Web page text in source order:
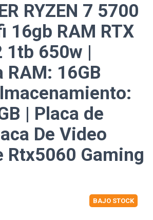
RYZEN 7 5700
16gb RAM RTX
1tb 650w |
RAM: 16GB
| Placa de
De Video
Rtx5060 Gaming
BAJO STOCK